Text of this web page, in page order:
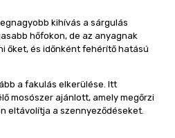
kihívás a sárgulás
hőfokon, de az anyagnak
őket, és időnként fehérítő hatású
a fakulás elkerülése. Itt
mosószer ajánlott, amely megőrzi
eltávolítja a szennyeződéseket.